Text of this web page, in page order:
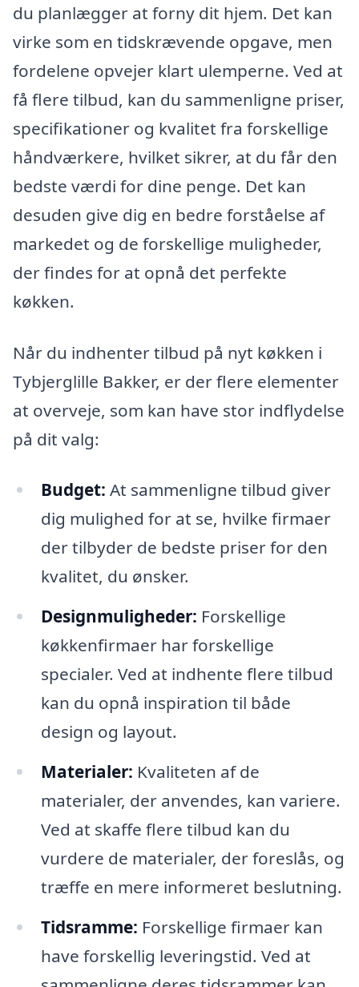
du planlægger at forny dit hjem. Det kan
virke som en tidskrævende opgave, men
fordelene opvejer klart ulemperne. Ved at
få flere tilbud, kan du sammenligne priser,
specifikationer og kvalitet fra forskellige
håndværkere, hvilket sikrer, at du får den
bedste værdi for dine penge. Det kan
desuden give dig en bedre forståelse af
markedet og de forskellige muligheder,
der findes for at opnå det perfekte
køkken.
Når du indhenter tilbud på nyt køkken i
Tybjerglille Bakker, er der flere elementer
at overveje, som kan have stor indflydelse
på dit valg:
Budget: At sammenligne tilbud giver
dig mulighed for at se, hvilke firmaer
der tilbyder de bedste priser for den
kvalitet, du ønsker.
Designmuligheder: Forskellige
køkkenfirmaer har forskellige
specialer. Ved at indhente flere tilbud
kan du opnå inspiration til både
design og layout.
Materialer: Kvaliteten af de
materialer, der anvendes, kan variere.
Ved at skaffe flere tilbud kan du
vurdere de materialer, der foreslås, og
træffe en mere informeret beslutning.
Tidsramme: Forskellige firmaer kan
have forskellig leveringstid. Ved at